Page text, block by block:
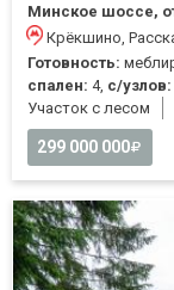
Минское шоссе,
Крёкшино,
Готовность:
спален: 4, с/узлов:
Участок с лесом
299 000 000